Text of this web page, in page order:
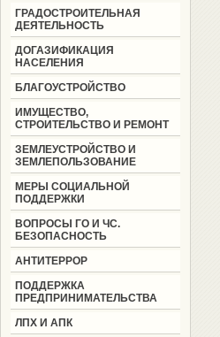
ГРАДОСТРОИТЕЛЬНАЯ
ДЕЯТЕЛЬНОСТЬ
ДОГАЗИФИКАЦИЯ
НАСЕЛЕНИЯ
БЛАГОУСТРОЙСТВО
ИМУЩЕСТВО,
СТРОИТЕЛЬСТВО И РЕМОНТ
ЗЕМЛЕУСТРОЙСТВО И
ЗЕМЛЕПОЛЬЗОВАНИЕ
МЕРЫ СОЦИАЛЬНОЙ
ПОДДЕРЖКИ
ВОПРОСЫ ГО И ЧС.
БЕЗОПАСНОСТЬ
АНТИТЕРРОР
ПОДДЕРЖКА
ПРЕДПРИНИМАТЕЛЬСТВА
ЛПХ И АПК